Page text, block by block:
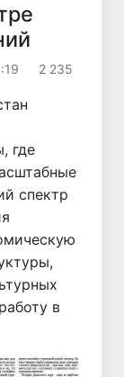
2 235
где
спектр
в